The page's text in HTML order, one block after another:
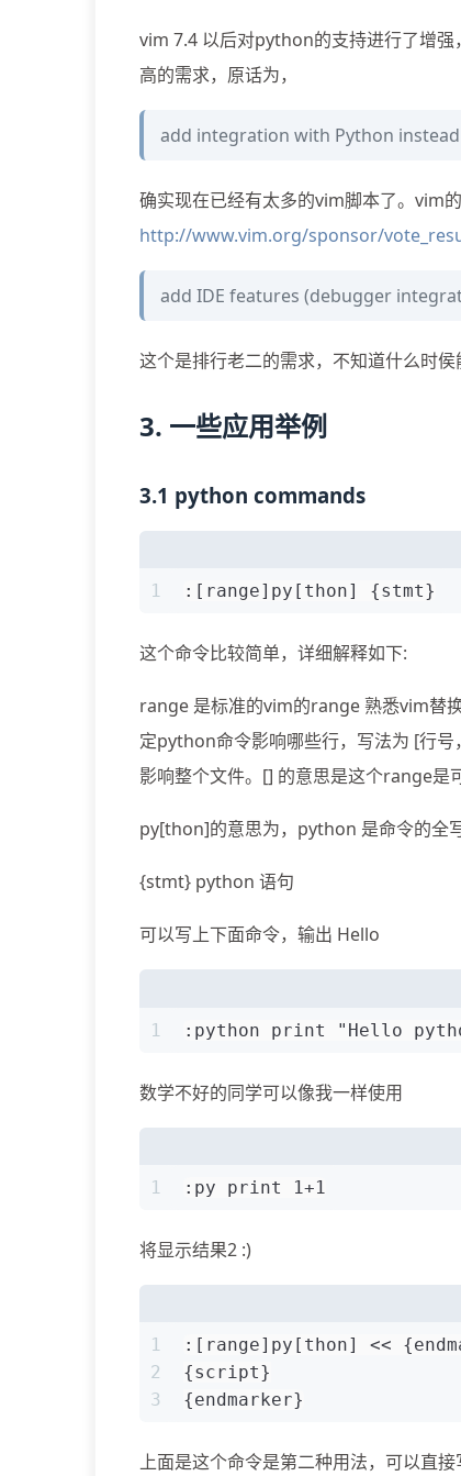
vim 7.4 以后对python的支持进行了增
高的需求，原话为，
add integration with Python
确实现在已经有太多的vim脚本了。vim
http://www.vim.org/sponsor/
add IDE features (debugger
这个是排行老二的需求，不知道什么时
3. 一些应用举例
3.1 python commands
1 :[range]py[thon] {stmt}
这个命令比较简单，详细解释如下:
range 是标准的vim的range 熟悉vim替
定python命令影响哪些行，写法为 [行
影响整个文件。[] 的意思是这个range是
py[thon]的意思为，python 是命令的全
{stmt} python 语句
可以写上下面命令，输出 Hello
1 :python print "Hello
数学不好的同学可以像我一样使用
1 :py print 1+1
将显示结果2 :)
1
2
3
:[range]py[thon] <<
{script}
{endmarker}
上面是这个命令是第二种用法，可以直